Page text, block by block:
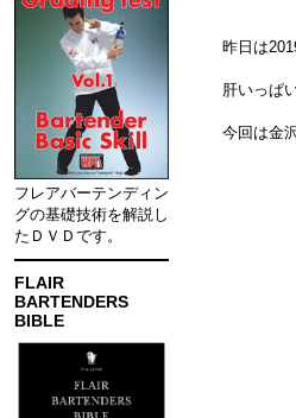
昨日は
肝いっぱ
今回は金
フレアバーテンディン
グの基礎技術を解説し
たＤＶＤです。
FLAIR
BARTENDERS
BIBLE